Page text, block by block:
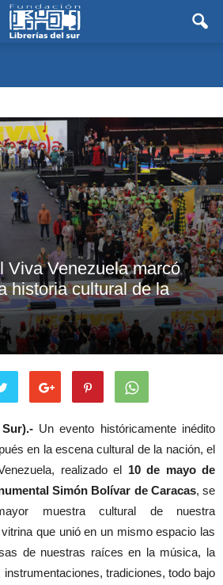
Viva Venezuela marcó
historia cultural de la
Un evento históricamente inédito
en la escena cultural de la nación, el
realizado el 10 de mayo de
Simón Bolívar de Caracas, se
muestra cultural de nuestra
que unió en un mismo espacio las
de nuestras raíces en la música, la
tradiciones, todo bajo